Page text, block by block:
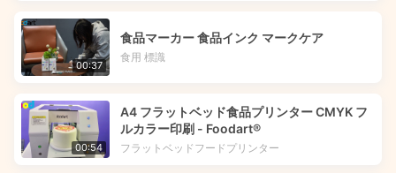
00:37
食品マーカー 食品インク マークケア
食用 標識
00:54
A4 フラットベッド食品プリンター CMYK フ
ルカラー印刷 - Foodart®
フラットベッドフードプリンター